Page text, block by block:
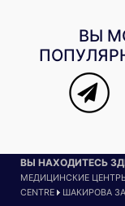
ВЫ
ВЫ НАХОДИТЕСЬ
МЕДИЦИНСКИЕ
CENTRE
ШАКИРОВА